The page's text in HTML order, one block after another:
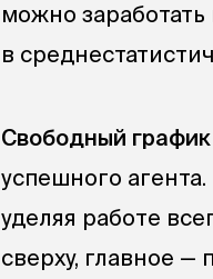
можно заработать
в
Свободный
успешного
уделяя работе
сверху, главное